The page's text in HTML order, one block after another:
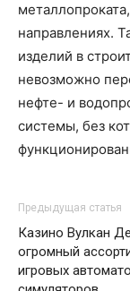
направлениях.
изделий в
невозможно
нефте- и
системы, без
Предыдущая статья
Казино Вулкан
огромный
игровых